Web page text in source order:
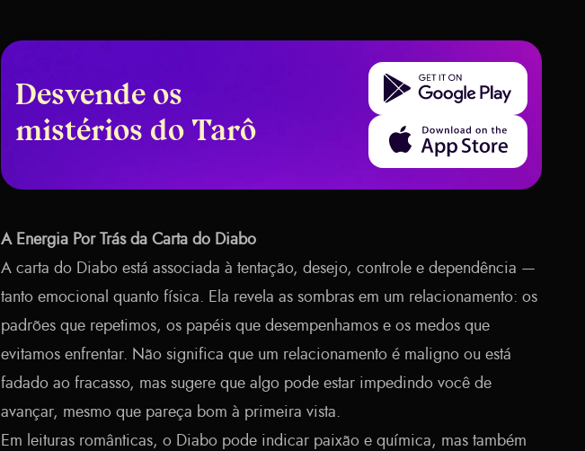
Desvende os
mistérios do Tarô
Get it on Google Play
Download on the App Store
A Energia Por Trás da Carta do Diabo
A carta do Diabo está associada à tentação, desejo, controle e dependência —
tanto emocional quanto física. Ela revela as sombras em um relacionamento: os
padrões que repetimos, os papéis que desempenhamos e os medos que
evitamos enfrentar. Não significa que um relacionamento é maligno ou está
fadado ao fracasso, mas sugere que algo pode estar impedindo você de
avançar, mesmo que pareça bom à primeira vista.
Em leituras românticas, o Diabo pode indicar paixão e química, mas também